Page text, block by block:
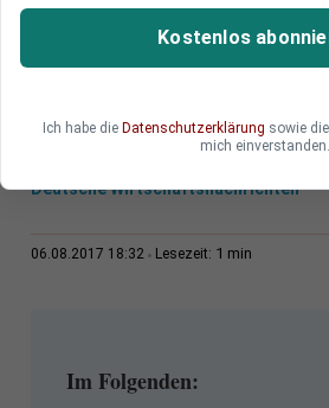
Mit live-geschalteten Kameras
Deutsche Wirtschaftsnachrichten
06.08.2017 18:32 Lesezeit: 1 min
Im Folgenden:
Kostenlos
Ich habe die Datenschutzerklärung sowie die
mich einverstanden.